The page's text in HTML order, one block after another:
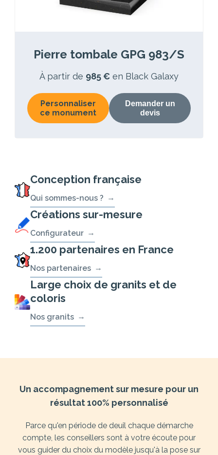
Pierre tombale GPG 983/S
À partir de 985 € en Black Galaxy
Personnaliser
ce monument
Demander un
devis
Conception française
Qui sommes-nous ?
Créations sur-mesure
Configurateur
1.200 partenaires en France
Nos partenaires
Large choix de granits et de
coloris
Nos granits
Un accompagnement sur mesure pour un
résultat 100% personnalisé
Parce qu'en période de deuil chaque démarche
compte, les conseillers sont à votre écoute pour
vous guider du choix du modèle jusqu'à la pose sur